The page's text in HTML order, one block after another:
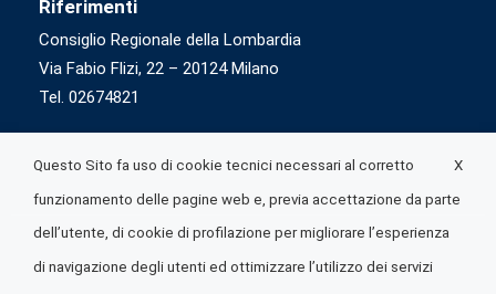
Riferimenti
Consiglio Regionale della Lombardia
Via Fabio Flizi, 22 – 20124 Milano
Tel. 02674821
X
Questo Sito fa uso di cookie tecnici necessari al corretto
funzionamento delle pagine web e, previa accettazione da parte
dell’utente, di cookie di profilazione per migliorare l’esperienza
di navigazione degli utenti ed ottimizzare l’utilizzo dei servizi